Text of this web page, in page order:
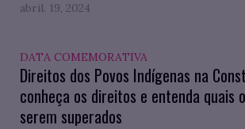
abril. 19, 2024
DATA COMEMORATIVA
Direitos dos Povos Indígenas na
conheça os direitos e entenda quais
serem superados